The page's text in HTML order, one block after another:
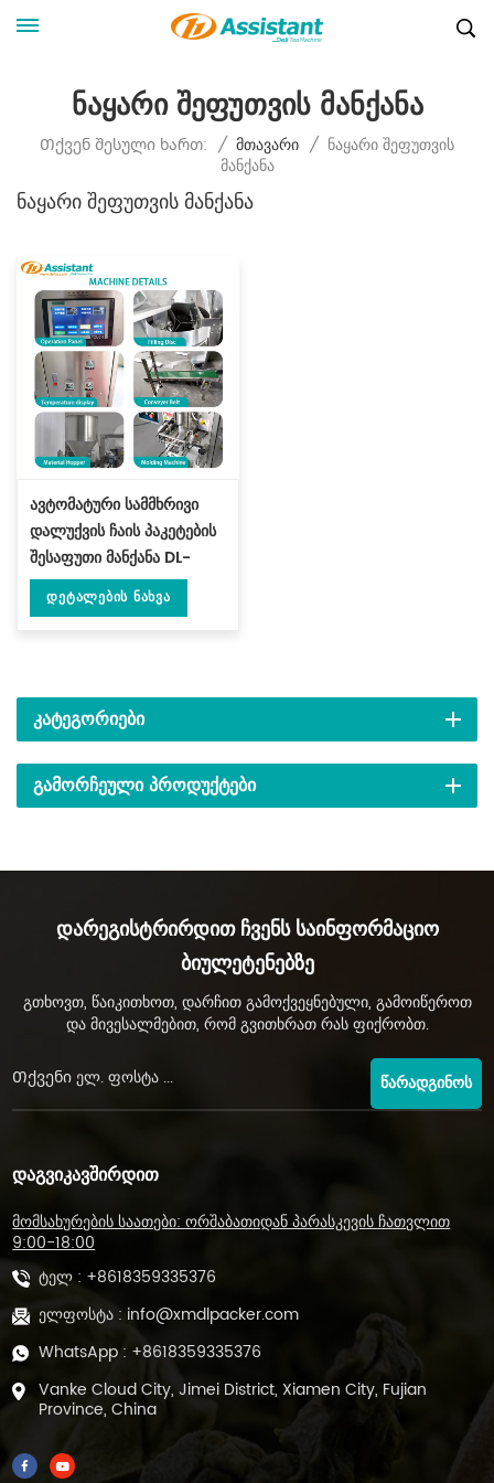
Ნაყარი Შეფუთვის Მანქანა
Თქვენ Შესული Ხართ: / Მთავარი / Ნაყარი Შეფუთვის
Მანქანა
Ნაყარი Შეფუთვის Მანქანა
ავტომატური სამმხრივი
დალუქვის ჩაის პაკეტების
შესაფუთი მანქანა DL-
LSDP ფილტრით
Დეტალების Ნახვა
ᲙᲐᲢᲔᲒᲝᲠᲘᲔᲑᲘ
ᲒᲐᲛᲝᲠᲩᲔᲣᲚᲘ ᲞᲠᲝᲓᲣᲥᲢᲔᲑᲘ
Დარეგისტრირდით Ჩვენს Საინფორმაციო
Ბიულეტენებზე
გთხოვთ, წაიკითხოთ, დარჩით გამოქვეყნებული, გამოიწეროთ
და მივესალმებით, რომ გვითხრათ რას ფიქრობთ.
ᲬᲐᲠᲐᲓᲒᲘᲜᲝᲡ
ᲓᲐᲒᲕᲘᲙᲐᲕᲨᲘᲠᲓᲘᲗ
მომსახურების საათები: ორშაბათიდან პარასკევის ჩათვლით
9:00-18:00
ტელ : +8618359335376
ელფოსტა : info@xmdlpacker.com
WhatsApp : +8618359335376
Vanke Cloud City, Jimei District, Xiamen City, Fujian
Province, China